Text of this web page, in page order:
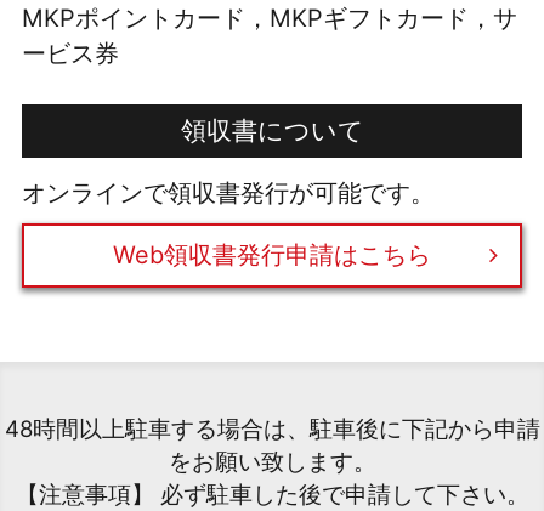
MKPポイントカード，MKPギフトカード，サ
ービス券
領収書について
オンラインで領収書発行が可能です。
Web領収書発行申請はこちら
48時間以上駐車する場合は、駐車後に下記から申請
をお願い致します。
【注意事項】 必ず駐車した後で申請して下さい。